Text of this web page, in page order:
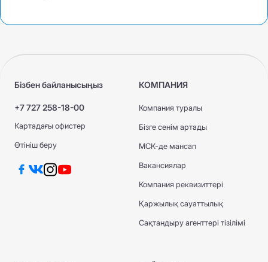
Бізбен байланысыңыз
+7 727 258-18-00
Картадағы офистер
Өтініш беру
КОМПАНИЯ
Компания туралы
Бізге сенім артады
МСК-де мансап
Вакансиялар
Компания реквизиттері
Қаржылық сауаттылық
Сақтандыру агенттері тізілімі